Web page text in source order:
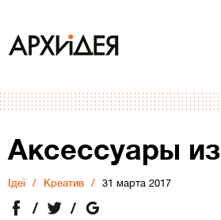
Аксессуары
Ідеї Креатив 31 марта 2017